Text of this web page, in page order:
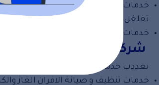
خدمات التنظيف بالبخار حيث تستخدم
تغلغل الحرارة الجافة فى المفروشات و
خدمات تنظيف و تعقيم المبانى
شركة تنظيف في راس
تعددت خدمات شركة تنظيف فى رأس
خدمات تنظيف و صيانة الافران الغاز